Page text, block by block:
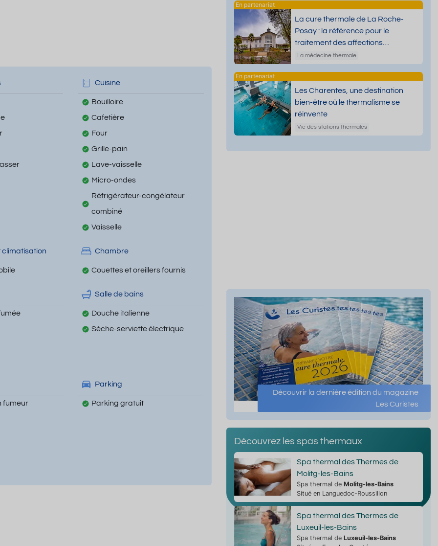
Cuisine
Bouilloire
Cafetière
Four
Grille-pain
Lave-vaisselle
Micro-ondes
Réfrigérateur-congélateur
combiné
Vaisselle
Chambre
Couettes et oreillers fournis
Salle de bains
Douche italienne
Sèche-serviette électrique
fumeur
Parking
Parking gratuit
La cure thermale de La Roche-
Posay : la référence pour le
traitement des affections
dermatologiques
La médecine thermale
Les Charentes, une destination
bien-être où le thermalisme se
réinvente
Vie des stations thermales
Découvrir la dernière édition du magazine
Les Curistes
Découvrez les spas thermaux
Spa thermal des Thermes de
Molitg-les-Bains
Spa thermal de Molitg-les-Bains
Situé en Languedoc-Roussillon
Spa thermal des Thermes de
Luxeuil-les-Bains
Spa thermal de Luxeuil-les-Bains